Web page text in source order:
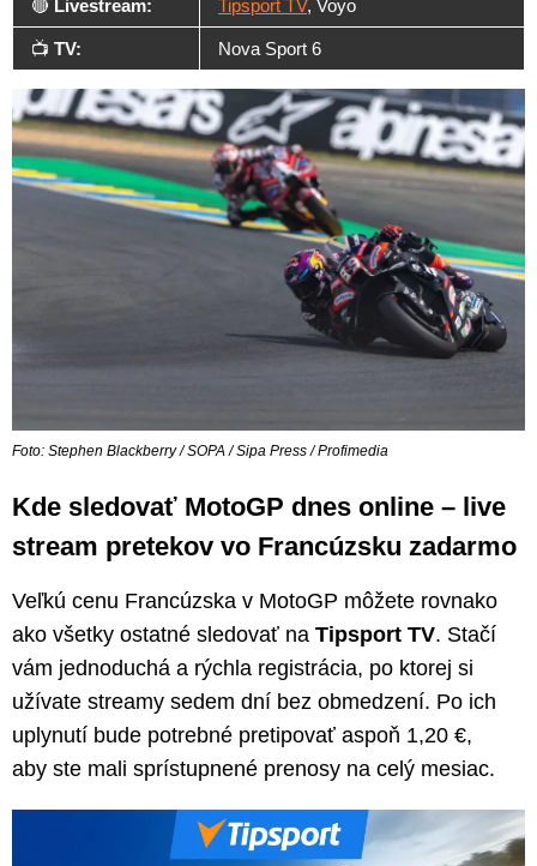
🔴 Livestream: Tipsport TV, Voyo
📺 TV: Nova Sport 6
Foto: Stephen Blackberry / SOPA / Sipa Press / Profimedia
Kde sledovať MotoGP dnes online – live
stream pretekov vo Francúzsku zadarmo
Veľkú cenu Francúzska v MotoGP môžete rovnako
ako všetky ostatné sledovať na Tipsport TV. Stačí
vám jednoduchá a rýchla registrácia, po ktorej si
užívate streamy sedem dní bez obmedzení. Po ich
uplynutí bude potrebné pretipovať aspoň 1,20 €,
aby ste mali sprístupnené prenosy na celý mesiac.